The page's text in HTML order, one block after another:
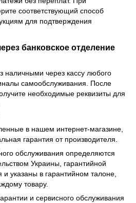
соответствующий способ
для подтверждения
банковское отделение
наличными через кассу любого
самообслуживания. После
необходимые реквизиты для
в нашем интернет-магазине,
гарантия от производителя.
обслуживания определяются
Украины, гарантийной
и указаны в гарантийном талоне,
товару.
и сервисного обслуживания